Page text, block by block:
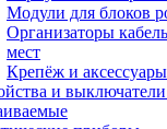
Модули для блоков
Организаторы
мест
Крепёж и
и